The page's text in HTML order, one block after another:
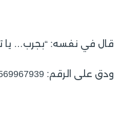
قال في نفسه: “بجرب… يا
ودق على الرقم: 00971569967939